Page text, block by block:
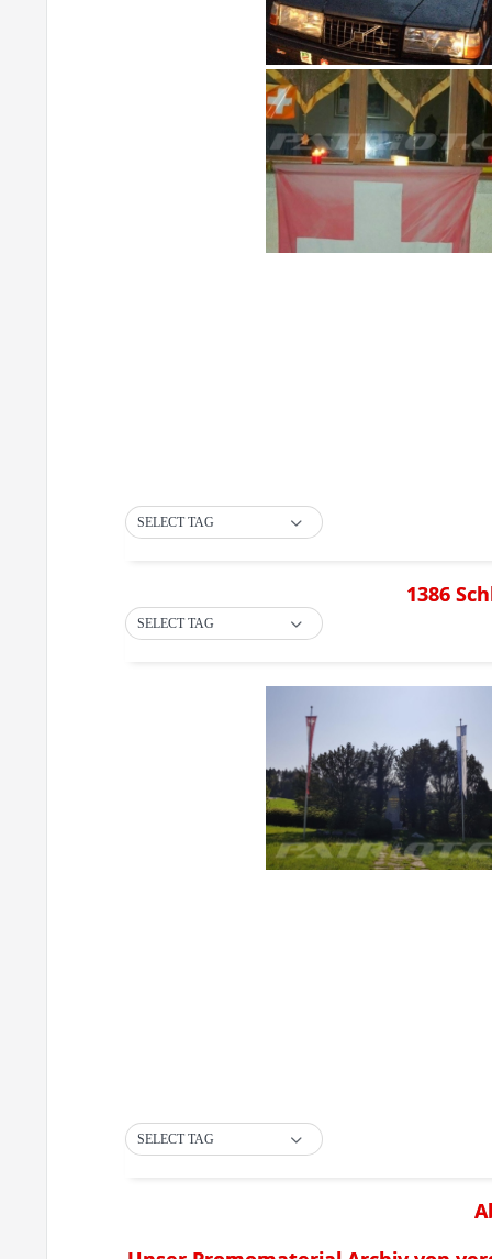
SELECT TAG
1386
SELECT TAG
SELECT TAG